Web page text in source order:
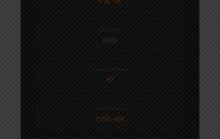
ISBN (India)
FREE
Amazon KDP Ebook
₹0
Print (100 copies)
₹15K–40K